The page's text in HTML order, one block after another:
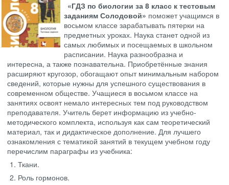
«ГДЗ по биологии за 8 класс к тестовым
заданиям Солодовой» поможет учащимся в
восьмом классе зарабатывать пятерки на
предметных уроках. Наука станет одной из
самых любимых и посещаемых в школьном
расписании. Наука разнообразна и
интересна, а также познавательна. Приобретённые знания
расширяют кругозор, обогащают опыт минимальным набором
сведений, которые нужны для успешного существования в
современном обществе. Учащиеся в восьмом классе на
занятиях освоят немало интересных тем под руководством
преподавателя. Учитель берет информацию из учебно-
методического комплекта, используя как сам теоретический
материал, так и дидактическое дополнение. Для лучшего
ознакомления с тематикой занятий в текущем учебном году
перечислим параграфы из учебника:
Ткани.
Роль гормонов.